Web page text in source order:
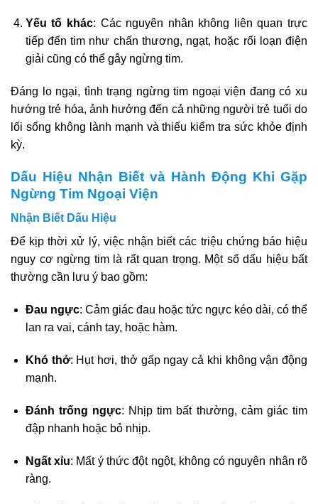
Yếu tố khác: Các nguyên nhân không liên quan trực
tiếp đến tim như chấn thương, ngạt, hoặc rối loạn điện
giải cũng có thể gây ngừng tim.
Đáng lo ngại, tình trạng ngừng tim ngoại viện đang có xu
hướng trẻ hóa, ảnh hưởng đến cả những người trẻ tuổi do
lối sống không lành mạnh và thiếu kiểm tra sức khỏe định
kỳ.
Dấu Hiệu Nhận Biết và Hành Động Khi Gặp
Ngừng Tim Ngoại Viện
Nhận Biết Dấu Hiệu
Để kịp thời xử lý, việc nhận biết các triệu chứng báo hiệu
nguy cơ ngừng tim là rất quan trọng. Một số dấu hiệu bất
thường cần lưu ý bao gồm:
Đau ngực: Cảm giác đau hoặc tức ngực kéo dài, có thể
lan ra vai, cánh tay, hoặc hàm.
Khó thở: Hụt hơi, thở gấp ngay cả khi không vận động
mạnh.
Đánh trống ngực: Nhịp tim bất thường, cảm giác tim
đập nhanh hoặc bỏ nhịp.
Ngất xỉu: Mất ý thức đột ngột, không có nguyên nhân rõ
ràng.